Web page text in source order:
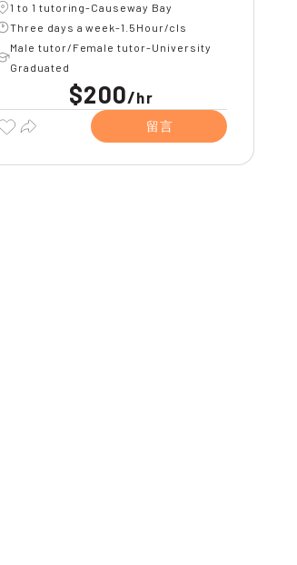
1 to 1 tutoring-Causeway Bay
Three days a week-1.5Hour/cls
Male tutor/Female tutor-University
Graduated
$200/hr
留言